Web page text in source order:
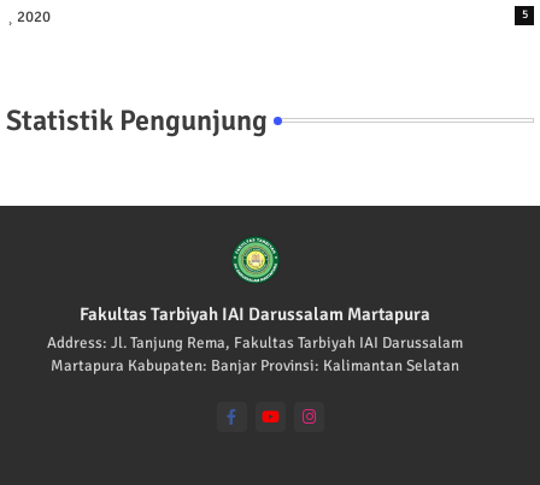
2020 5
Statistik Pengunjung
Fakultas Tarbiyah IAI Darussalam Martapura
Address: Jl. Tanjung Rema, Fakultas Tarbiyah IAI Darussalam
Martapura Kabupaten: Banjar Provinsi: Kalimantan Selatan